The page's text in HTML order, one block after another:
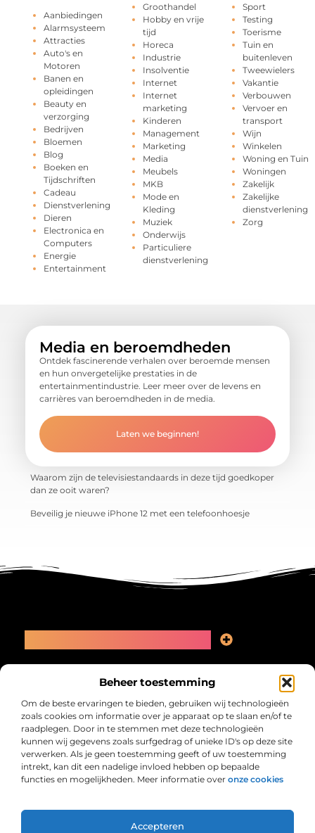
Beheer toestemming
Om de beste ervaringen te bieden, gebruiken wij technologieën
zoals cookies om informatie over je apparaat op te slaan en/of te
raadplegen. Door in te stemmen met deze technologieën
kunnen wij gegevens zoals surfgedrag of unieke ID's op deze site
verwerken. Als je geen toestemming geeft of uw toestemming
intrekt, kan dit een nadelige invloed hebben op bepaalde
functies en mogelijkheden. Meer informatie over onze cookies
Accepteren
Aanbiedingen
Alarmsysteem
Attracties
Auto's en
Motoren
Banen en
opleidingen
Beauty en
verzorging
Bedrijven
Bloemen
Blog
Boeken en
Tijdschriften
Cadeau
Dienstverlening
Dieren
Electronica en
Computers
Energie
Entertainment
Groothandel
Hobby en vrije
tijd
Horeca
Industrie
Insolventie
Internet
Internet
marketing
Kinderen
Management
Marketing
Media
Meubels
MKB
Mode en
Kleding
Muziek
Onderwijs
Particuliere
dienstverlening
Sport
Testing
Toerisme
Tuin en
buitenleven
Tweewielers
Vakantie
Verbouwen
Vervoer en
transport
Wijn
Winkelen
Woning en Tuin
Woningen
Zakelijk
Zakelijke
dienstverlening
Zorg
Media en beroemdheden
Ontdek fascinerende verhalen over beroemde mensen
en hun onvergetelijke prestaties in de
entertainmentindustrie. Leer meer over de levens en
carrières van beroemdheden in de media.
Laten we beginnen!
Waarom zijn de televisiestandaards in deze tijd goedkoper
dan ze ooit waren?
Beveilig je nieuwe iPhone 12 met een telefoonhoesje
Collectiefrima.nl – Jouw verzameling van
Ontdek blogs en artikelen over alles wat het dagelijks leven boeiend
maakt.